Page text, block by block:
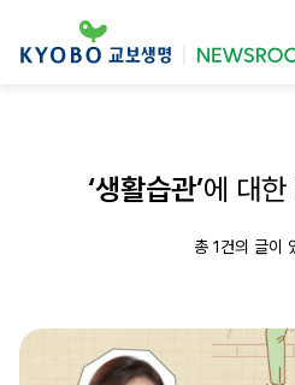
‘생활습관’에 대한
총 1건의 글이